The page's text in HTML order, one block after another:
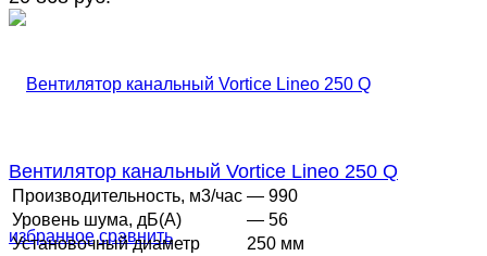
избранное сравнить
Вентилятор канальный Vortice Lineo 250 Q
Производительность, м3/час — 990
Уровень шума, дБ(А)
— 56
Установочный диаметр
250 мм